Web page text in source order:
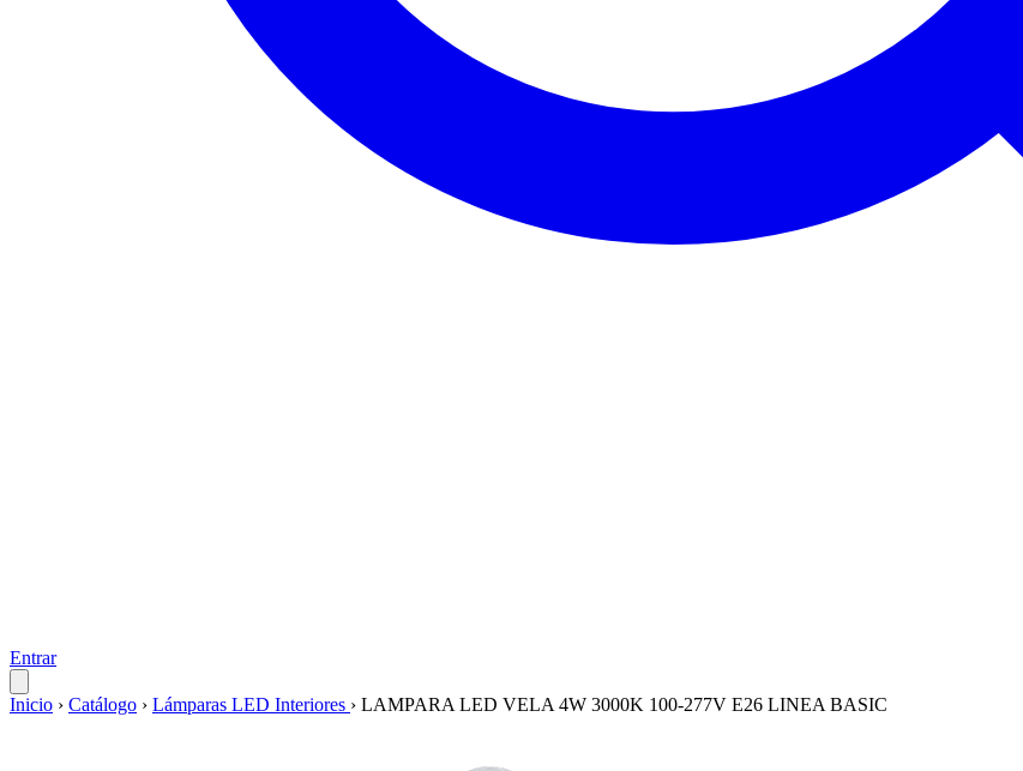
Entrar
Inicio › Catálogo › Lámparas LED Interiores › LAMPARA LED VELA 4W 3000K 100-277V E26 LINEA BASIC